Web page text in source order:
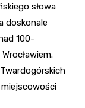
słowa
doskonale
100-
miejscowości